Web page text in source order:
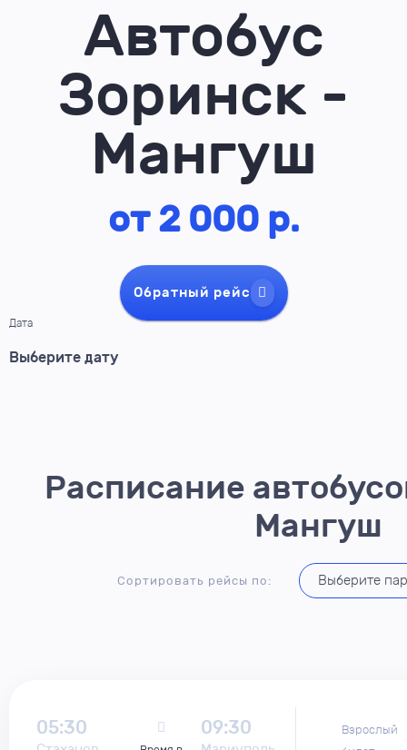
Автобус
Зоринск -
Мангуш
от 2 000 р.
Обратный рейс
Дата
Расписание
Мангуш
Сортировать рейсы по:
05:30 09:30
Взрослый